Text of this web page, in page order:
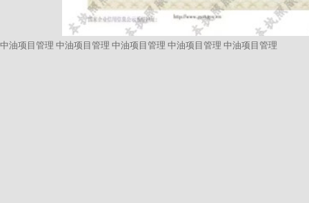
中油项目管理 中油项目管理 中油项目管理 中油项目管理 中油项目管理